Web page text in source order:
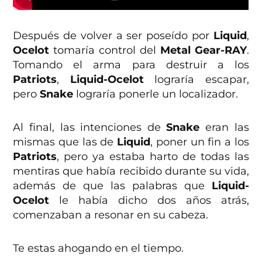
Después de volver a ser poseído por Liquid,
Ocelot tomaría control del Metal Gear-RAY.
Tomando el arma para destruir a los
Patriots, Liquid-Ocelotlograría escapar,
peroSnake lograría ponerle un localizador.
Al final, las intenciones deSnake eran las
mismas que las de Liquid, poner un fin a los
Patriots, pero ya estaba harto de todas las
mentiras que había recibido durante su vida,
además de que las palabras que Liquid-
Ocelot le había dicho dos años atrás,
comenzaban a resonar en su cabeza.
Te estas ahogando en el tiempo.